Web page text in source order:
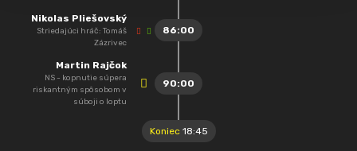
86:00
Nikolas Pliešovský
Striedajúci hráč: Tomáš
Zázrivec
90:00
Martin Rajčok
NS - kopnutie súpera
riskantným spôsobom v
súboji o loptu
Koniec18:45